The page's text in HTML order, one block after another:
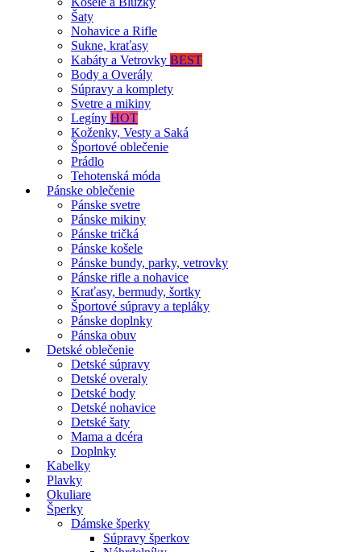
Šaty
Nohavice a Rifle
Sukne, kraťasy
Kabáty a Vetrovky BEST
Body a Overály
Súpravy a komplety
Svetre a mikiny
Legíny HOT
Koženky, Vesty a Saká
Športové oblečenie
Prádlo
Tehotenská móda
Pánske oblečenie
Pánske svetre
Pánske mikiny
Pánske tričká
Pánske košele
Pánske bundy, parky, vetrovky
Pánske rifle a nohavice
Kraťasy, bermudy, šortky
Športové súpravy a tepláky
Pánske doplnky
Pánska obuv
Detské oblečenie
Detské súpravy
Detské overaly
Detské body
Detské nohavice
Detské šaty
Mama a dcéra
Doplnky
Kabelky
Plavky
Okuliare
Šperky
Dámske šperky
Súpravy šperkov